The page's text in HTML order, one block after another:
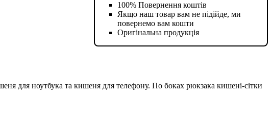
100% Повернення коштів
Якщо наш товар вам не підійде, ми
повернемо вам кошти
Оригінальна продукція
для ноутбука та кишеня для телефону. По боках рюкзака кишені-сітки